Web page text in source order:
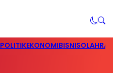
POLITIKEKONOMIBISNIS